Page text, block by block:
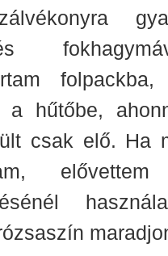
a hűtőbe,
csak elő. Ha